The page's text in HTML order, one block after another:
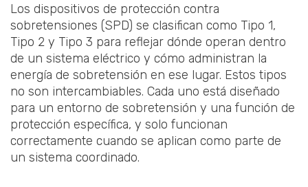
Los dispositivos de protección contra
sobretensiones (SPD) se clasifican como Tipo 1,
Tipo 2 y Tipo 3 para reflejar dónde operan dentro
de un sistema eléctrico y cómo administran la
energía de sobretensión en ese lugar. Estos tipos
no son intercambiables. Cada uno está diseñado
para un entorno de sobretensión y una función de
protección específica, y solo funcionan
correctamente cuando se aplican como parte de
un sistema coordinado.